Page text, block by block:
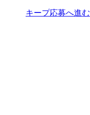
キープ応募へ進む